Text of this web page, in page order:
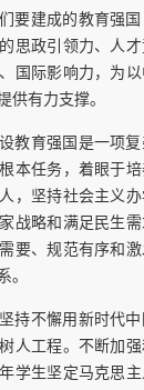
要建成的教育强
思政引领力、人
国际影响力，为
供有力支撑。
教育强国是一项
本任务，着眼于
，坚持社会主义
战略和满足民生需
要、规范有序和
。
持不懈用新时代
人工程。不断加
学生坚定马克思